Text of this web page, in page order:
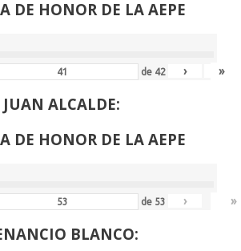
DE HONOR DE LA AEPE
de 42 › »
JUAN ALCALDE:
DE HONOR DE LA AEPE
de 53 › »
BLANCO: